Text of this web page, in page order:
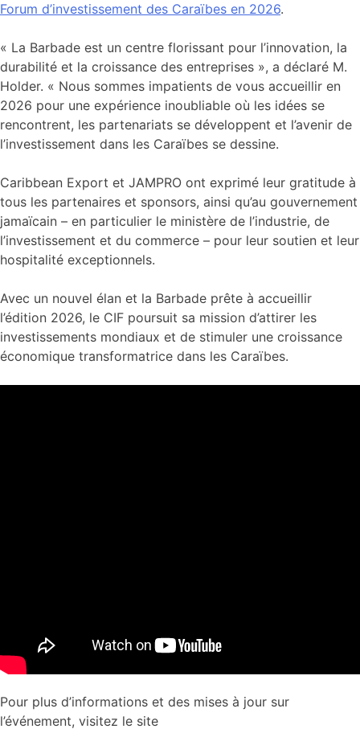
Forum d’investissement des Caraïbes en 2026.
« La Barbade est un centre florissant pour l’innovation, la
durabilité et la croissance des entreprises », a déclaré M.
Holder. « Nous sommes impatients de vous accueillir en
2026 pour une expérience inoubliable où les idées se
rencontrent, les partenariats se développent et l’avenir de
l’investissement dans les Caraïbes se dessine.
Caribbean Export et JAMPRO ont exprimé leur gratitude à
tous les partenaires et sponsors, ainsi qu’au gouvernement
jamaïcain – en particulier le ministère de l’industrie, de
l’investissement et du commerce – pour leur soutien et leur
hospitalité exceptionnels.
Avec un nouvel élan et la Barbade prête à accueillir
l’édition 2026, le CIF poursuit sa mission d’attirer les
investissements mondiaux et de stimuler une croissance
économique transformatrice dans les Caraïbes.
Pour plus d’informations et des mises à jour sur
l’événement, visitez le site